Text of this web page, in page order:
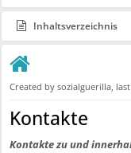
Inhaltsverzeichnis
Created by sozialguerilla,
Kontakte
Kontakte zu und